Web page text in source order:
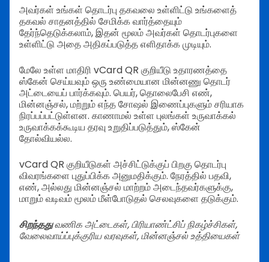
அவர்கள் உங்கள் தொடர்பு தகவலை உள்ளிட்டு உங்களைத்
தகவல் சாதனத்தில் சேமிக்க வார்த்தையும்
தேர்ந்தெடுக்கலாம், இதன் மூலம் அவர்கள் தொடர்புகளை
உள்ளிட்டு அதை அதிகப்படுத்த எளிதாக்க முடியும்.
மேலே உள்ள மாதிரி vCard QR குறியீடு உதாரணத்தை
ஸ்கேன் செய்யவும் ஒரு உண்மையான மின்னணு தொடர்
அட்டையைப் பார்க்கவும். பெயர், தொலைபேசி எண்,
மின்னஞ்சல், மற்றும் எந்த சோஷல் இணைப்புகளும் சரியாக
நிரப்பப்பட்டுள்ளன. காணாமல் உள்ள புலங்கள் உருவாக்கல்
உருவாக்கக்கூடிய தரவு உறுதிப்படுத்தும், ஸ்கேன்
தோல்வியல்ல.
vCard QR குறியீடுகள் அச்சிட்டுக்குப் பிறகு தொடர்பு
விவரங்களை புதுப்பிக்க அனுமதிக்கும். நேரத்தில் பதவி,
எண், அல்லது மின்னஞ்சல் மாற்றம் அடைந்தவர்களுக்கு,
மாறும் வடிவம் மூலம் மீள்போடுதல் செலவுகளை தடுக்கும்.
சிறந்ததுவணிக அட்டைகள், பிரியாண்ட்சிப் நிகழ்ச்சிகள்,
வேலைவாய்ப்புக்குரிய வரவுகள், மின்னஞ்சல் உத்தியைகள்